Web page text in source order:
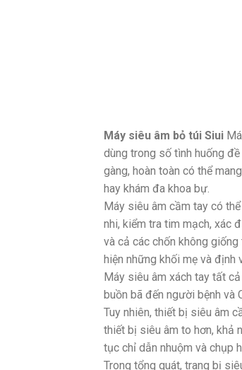
Máy siêu âm bỏ túi Siui
dùng trong số tình huống
gàng, hoàn toàn có thể
hay khám đa khoa bự.
Máy siêu âm cầm tay có
nhi, kiểm tra tim mạch, xác
và cả các chốn không
hiện những khối mẹ và định
Máy siêu âm xách tay tất
buồn bã đến người bệnh và
Tuy nhiên, thiết bị siêu âm
thiết bị siêu âm to hơn, khả
tục chỉ dẫn nhuộm và chụp
Trong tổng quát, trang bị